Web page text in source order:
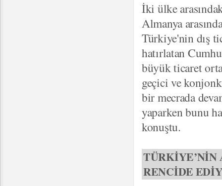
İki ülke
Almanya
Türkiye'nin dış
hatırlatan
büyük ticaret
geçici ve
bir mecrada
yaparken bunu
konuştu.
TÜRKİYE’NİN
RENCİDE